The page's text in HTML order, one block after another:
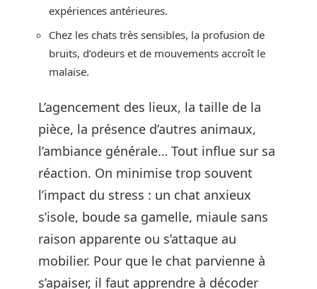
expériences antérieures.
Chez les chats très sensibles, la profusion de
bruits, d’odeurs et de mouvements accroît le
malaise.
L’agencement des lieux, la taille de la
pièce, la présence d’autres animaux,
l’ambiance générale… Tout influe sur sa
réaction. On minimise trop souvent
l’impact du stress : un chat anxieux
s’isole, boude sa gamelle, miaule sans
raison apparente ou s’attaque au
mobilier. Pour que le chat parvienne à
s’apaiser, il faut apprendre à décoder